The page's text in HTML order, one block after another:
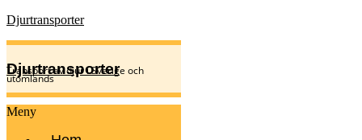
Djurtransporter
Djurtransporter
Transport av djur i Sverige och
utomlands
Meny